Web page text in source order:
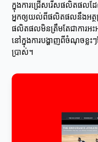
ក្នុងការជ្រើសរើសផលិតផល
អ្នកឲ្យយល់ពីផលិតផលនឹងអត្ថ
ផលិតផលមិនត្រឹមតែជាការអ
នៅក្នុងការបង្ហាញពីចំណុចខ្លះ
ប្រាស់។